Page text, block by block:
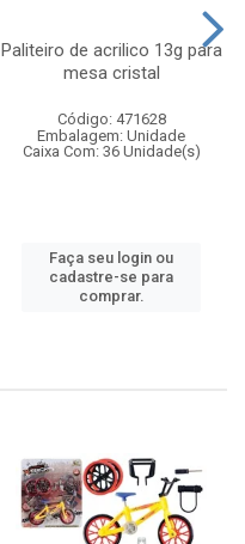
Paliteiro de acrilico 13g para
mesa cristal
Código: 471628
Embalagem: Unidade
Caixa Com: 36 Unidade(s)
Faça seu login ou
cadastre-se para
comprar.